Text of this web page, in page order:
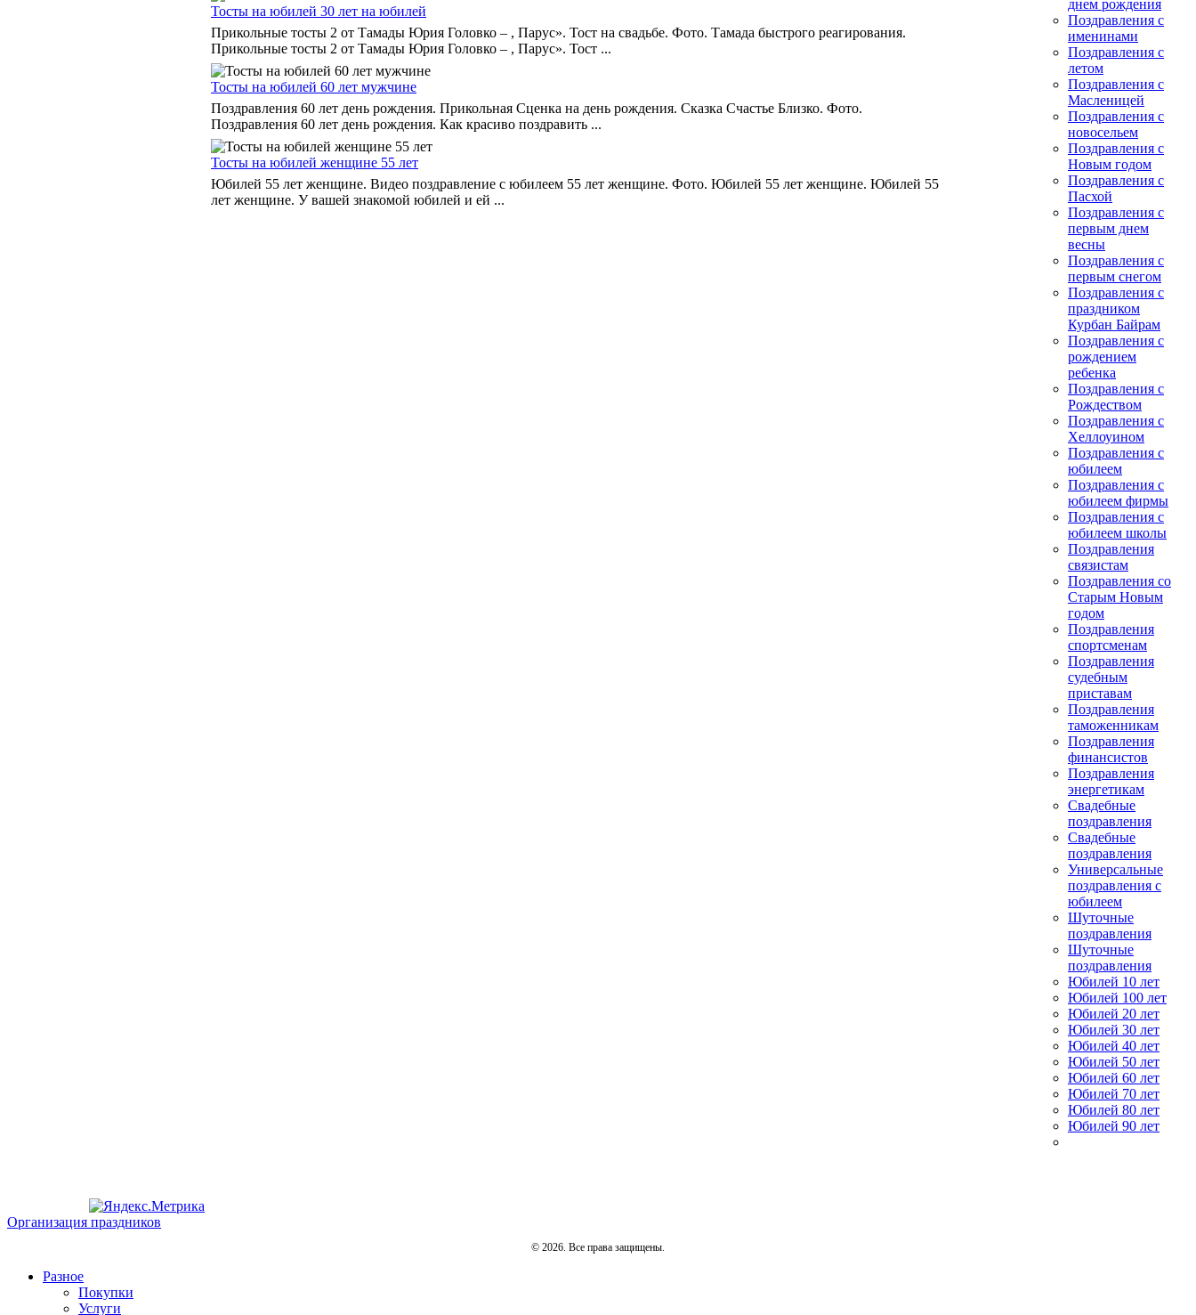
Тосты на юбилей 30 лет на юбилей
Прикольные тосты 2 от Тамады Юрия Головко – , Парус». Тост на свадьбе. Фото. Тамада быстрого реагирования.
Прикольные тосты 2 от Тамады Юрия Головко – , Парус». Тост ...
Тосты на юбилей 60 лет мужчине
Поздравления 60 лет день рождения. Прикольная Сценка на день рождения. Сказка Счастье Близко. Фото.
Поздравления 60 лет день рождения. Как красиво поздравить ...
Тосты на юбилей женщине 55 лет
Юбилей 55 лет женщине. Видео поздравление с юбилеем 55 лет женщине. Фото. Юбилей 55 лет женщине. Юбилей 55
лет женщине. У вашей знакомой юбилей и ей ...
днем рождения
Поздравления с
именинами
Поздравления с
летом
Поздравления с
Масленицей
Поздравления с
новосельем
Поздравления с
Новым годом
Поздравления с
Пасхой
Поздравления с
первым днем
весны
Поздравления с
первым снегом
Поздравления с
праздником
Курбан Байрам
Поздравления с
рождением
ребенка
Поздравления с
Рождеством
Поздравления с
Хеллоуином
Поздравления с
юбилеем
Поздравления с
юбилеем фирмы
Поздравления с
юбилеем школы
Поздравления
связистам
Поздравления со
Старым Новым
годом
Поздравления
спортсменам
Поздравления
судебным
приставам
Поздравления
таможенникам
Поздравления
финансистов
Поздравления
энергетикам
Свадебные
поздравления
Свадебные
поздравления
Универсальные
поздравления с
юбилеем
Шуточные
поздравления
Шуточные
поздравления
Юбилей 10 лет
Юбилей 100 лет
Юбилей 20 лет
Юбилей 30 лет
Юбилей 40 лет
Юбилей 50 лет
Юбилей 60 лет
Юбилей 70 лет
Юбилей 80 лет
Юбилей 90 лет
Организация праздников
© 2026. Все права защищены.
Разное
Покупки
Услуги